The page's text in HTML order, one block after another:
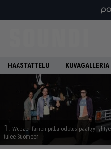
HAASTATTELU KUVAGALLERIA
1. Weezer-fanien pitkä odotus päättyy: yhtye
tulee Suomeen